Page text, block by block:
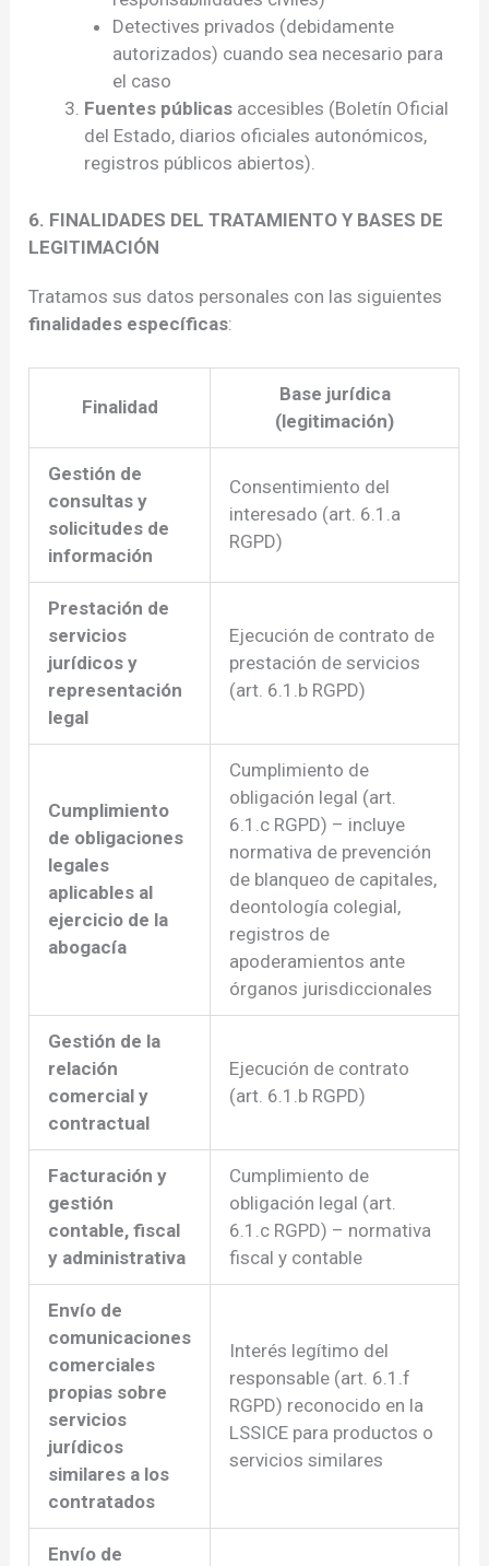
Detectives privados (debidamente
autorizados) cuando sea necesario para
el caso
Fuentes públicas accesibles (Boletín Oficial
del Estado, diarios oficiales autonómicos,
registros públicos abiertos).
6. FINALIDADES DEL TRATAMIENTO Y BASES DE
LEGITIMACIÓN
Tratamos sus datos personales con las siguientes
finalidades específicas:
Finalidad
Base jurídica
(legitimación)
Gestión de
consultas y
solicitudes de
información
Consentimiento del
interesado (art. 6.1.a
RGPD)
Prestación de
servicios
jurídicos y
representación
legal
Ejecución de contrato de
prestación de servicios
(art. 6.1.b RGPD)
Cumplimiento
de obligaciones
legales
aplicables al
ejercicio de la
abogacía
Cumplimiento de
obligación legal (art.
6.1.c RGPD) – incluye
normativa de prevención
de blanqueo de capitales,
deontología colegial,
registros de
apoderamientos ante
órganos jurisdiccionales
Gestión de la
relación
comercial y
contractual
Ejecución de contrato
(art. 6.1.b RGPD)
Facturación y
gestión
contable, fiscal
y administrativa
Cumplimiento de
obligación legal (art.
6.1.c RGPD) – normativa
fiscal y contable
Envío de
comunicaciones
comerciales
propias sobre
servicios
jurídicos
similares a los
contratados
Interés legítimo del
responsable (art. 6.1.f
RGPD) reconocido en la
LSSICE para productos o
servicios similares
Envío de